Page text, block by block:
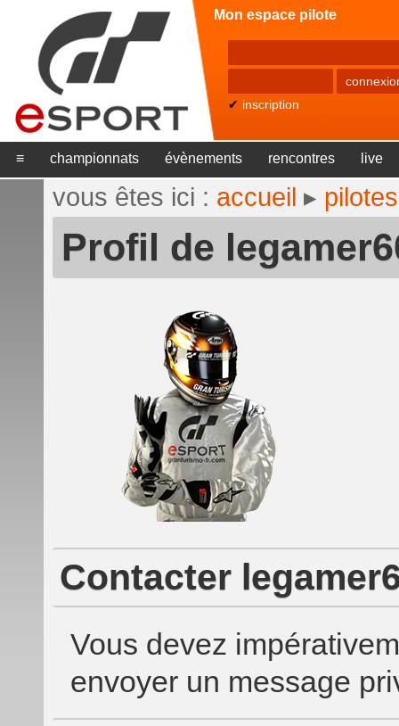
Mon espace pilote
✔ inscription
≡ championnats évènements rencontres live
vous êtes ici : accueil ▸ pilotes
Profil de
Contacter
Vous devez
envoyer un message